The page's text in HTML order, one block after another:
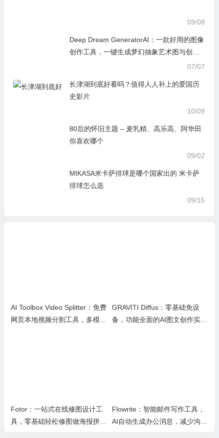
09/08
Deep Dream GeneratorAI：一款好用的图像
创作工具，一键生成梦幻抽象艺术图与创意
07/07
长津湖到底好看吗？值得人人补上的爱国历
史影片
10/09
80后的怀旧主题 – 麦乳精、高乐高、阿华田
你喜欢哪个
09/02
MIKASA米卡萨排球是哪个国家出的 米卡萨
排球怎么选
09/15
AI Toolbox Video Splitter：免费
网页本地视频分割工具，多模式
GRAVITI Diffus：零基础免设
备，功能全面的AI图文创作实用
Fotor：一站式在线修图设计工
具，零基础轻松修图做海报拼图
Flowrite：智能邮件写作工具，
AI自动生成办公消息，减少沟通